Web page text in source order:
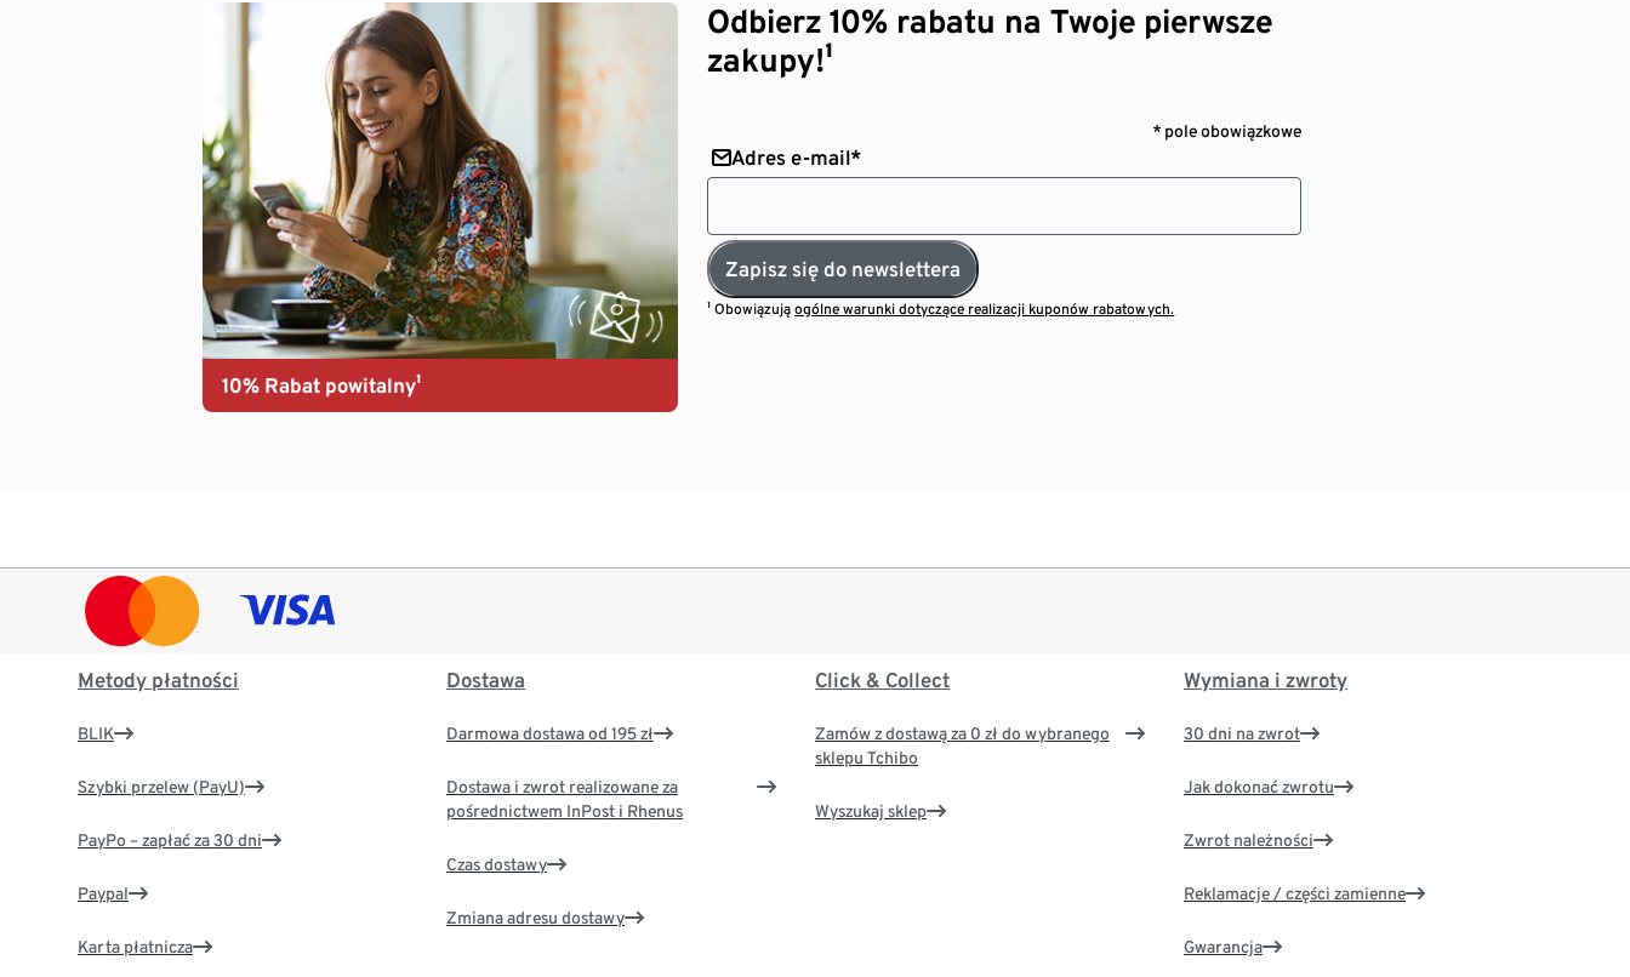
10% Rabat powitalny¹
Odbierz 10% rabatu na Twoje pierwsze
zakupy!¹
* pole obowiązkowe
Adres e-mail*
Zapisz się do newslettera
¹ Obowiązująogólne warunki dotyczące realizacji kuponów rabatowych.
Metody płatności
BLIK
Szybki przelew (PayU)
PayPo – zapłać za 30 dni
Paypal
Karta płatnicza
Dostawa
Darmowa dostawa od 195 zł
Dostawa i zwrot realizowane za
pośrednictwem InPost i Rhenus
Czas dostawy
Zmiana adresu dostawy
Click & Collect
Zamów z dostawą za 0 zł do wybranego
sklepu Tchibo
Wyszukaj sklep
Wymiana i zwroty
30 dni na zwrot
Jak dokonać zwrotu
Zwrot należności
Reklamacje / części zamienne
Gwarancja